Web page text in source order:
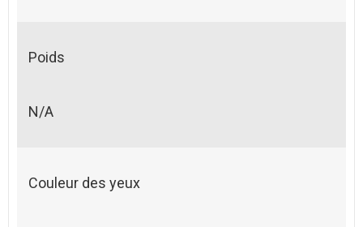
Poids
N/A
Couleur des yeux